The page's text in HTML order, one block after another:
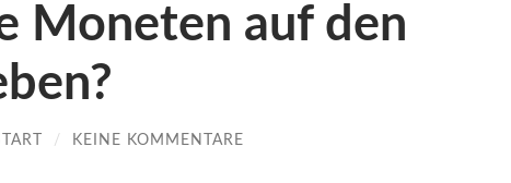
Moneten auf den
/ KEINE KOMMENTARE